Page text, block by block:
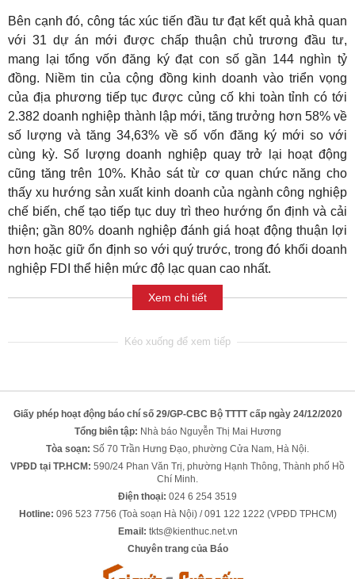
Bên cạnh đó, công tác xúc tiến đầu tư đạt kết quả khả quan
với 31 dự án mới được chấp thuận chủ trương đầu tư,
mang lại tổng vốn đăng ký đạt con số gần 144 nghìn tỷ
đồng. Niềm tin của cộng đồng kinh doanh vào triển vọng
của địa phương tiếp tục được củng cố khi toàn tỉnh có tới
2.382 doanh nghiệp thành lập mới, tăng trưởng hơn 58% về
số lượng và tăng 34,63% về số vốn đăng ký mới so với
cùng kỳ. Số lượng doanh nghiệp quay trở lại hoạt động
cũng tăng trên 10%. Khảo sát từ cơ quan chức năng cho
thấy xu hướng sản xuất kinh doanh của ngành công nghiệp
chế biến, chế tạo tiếp tục duy trì theo hướng ổn định và cải
thiện; gần 80% doanh nghiệp đánh giá hoạt động thuận lợi
hơn hoặc giữ ổn định so với quý trước, trong đó khối doanh
nghiệp FDI thể hiện mức độ lạc quan cao nhất.
Xem chi tiết
Giấy phép hoạt động báo chí số 29/GP-CBC Bộ TTTT cấp ngày 24/12/2020
Tổng biên tập: Nhà báo Nguyễn Thị Mai Hương
Tòa soạn: Số 70 Trần Hưng Đạo, phường Cửa Nam, Hà Nội.
VPĐD tại TP.HCM: 590/24 Phan Văn Trị, phường Hạnh Thông, Thành phố Hồ
Chí Minh.
Điện thoại: 024 6 254 3519
Hotline: 096 523 7756 (Toà soạn Hà Nội) / 091 122 1222 (VPĐD TPHCM)
Email: tkts@kienthuc.net.vn
Chuyên trang của Báo